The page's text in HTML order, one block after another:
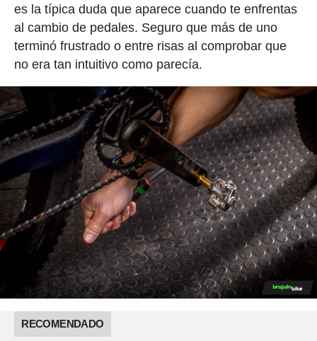
es la típica duda que aparece cuando te enfrentas
al cambio de pedales. Seguro que más de uno
terminó frustrado o entre risas al comprobar que
no era tan intuitivo como parecía.
RECOMENDADO